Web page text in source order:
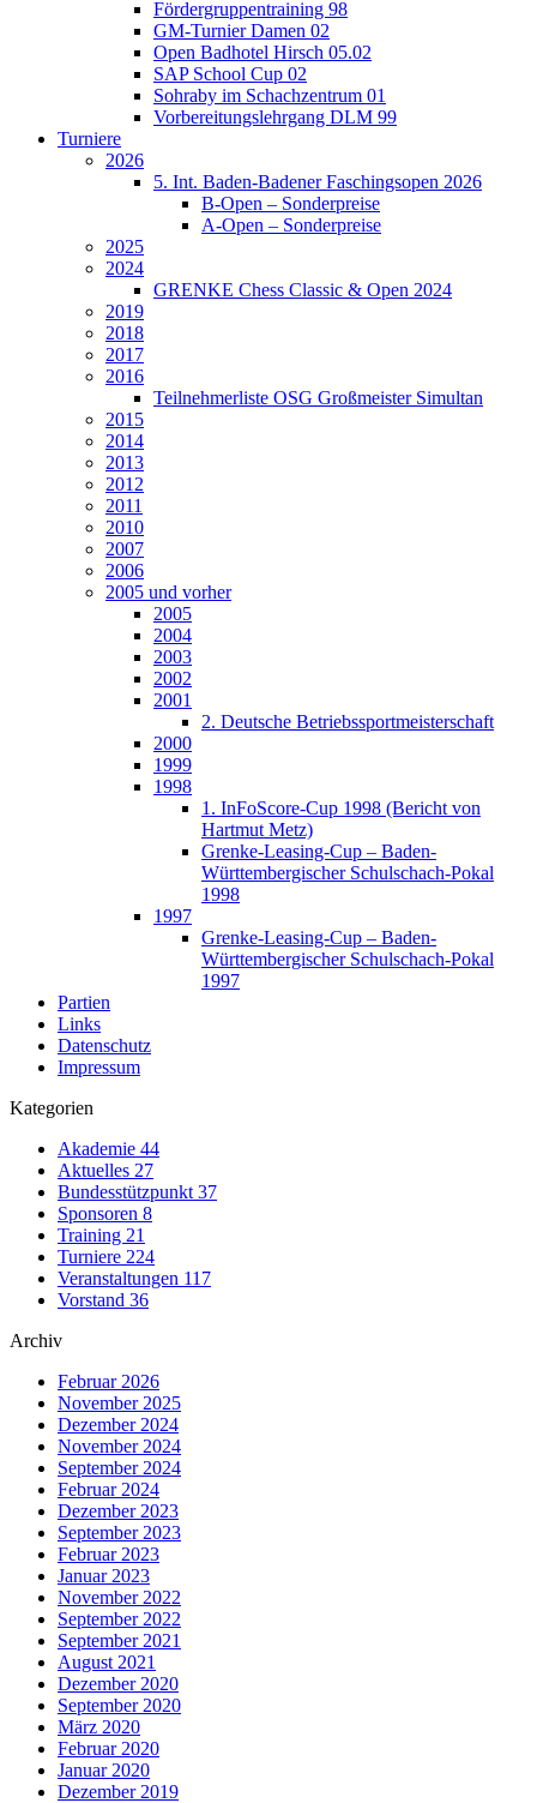
Fördergruppentraining 98
GM-Turnier Damen 02
Open Badhotel Hirsch 05.02
SAP School Cup 02
Sohraby im Schachzentrum 01
Vorbereitungslehrgang DLM 99
Turniere
2026
5. Int. Baden-Badener Faschingsopen 2026
B-Open – Sonderpreise
A-Open – Sonderpreise
2025
2024
GRENKE Chess Classic & Open 2024
2019
2018
2017
2016
Teilnehmerliste OSG Großmeister Simultan
2015
2014
2013
2012
2011
2010
2007
2006
2005 und vorher
2005
2004
2003
2002
2001
2. Deutsche Betriebssportmeisterschaft
2000
1999
1998
1. InFoScore-Cup 1998 (Bericht von
Hartmut Metz)
Grenke-Leasing-Cup – Baden-
Württembergischer Schulschach-Pokal
1998
1997
Grenke-Leasing-Cup – Baden-
Württembergischer Schulschach-Pokal
1997
Partien
Links
Datenschutz
Impressum
Kategorien
Akademie 44
Aktuelles 27
Bundesstützpunkt 37
Sponsoren 8
Training 21
Turniere 224
Veranstaltungen 117
Vorstand 36
Archiv
Februar 2026
November 2025
Dezember 2024
November 2024
September 2024
Februar 2024
Dezember 2023
September 2023
Februar 2023
Januar 2023
November 2022
September 2022
September 2021
August 2021
Dezember 2020
September 2020
März 2020
Februar 2020
Januar 2020
Dezember 2019